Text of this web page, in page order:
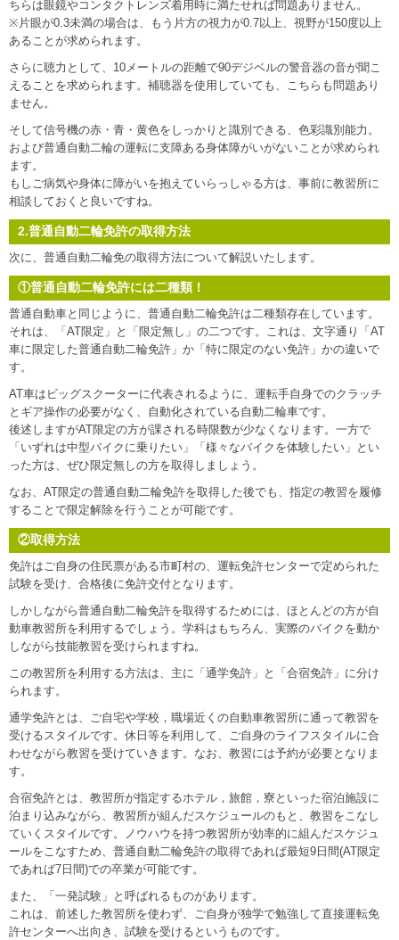
ちらは眼鏡やコンタクトレンズ着用時に満たせれば問題ありません。
※片眼が0.3未満の場合は、もう片方の視力が0.7以上、視野が150度以上
あることが求められます。
さらに聴力として、10メートルの距離で90デジベルの警音器の音が聞こ
えることを求められます。補聴器を使用していても、こちらも問題あり
ません。
そして信号機の赤・青・黄色をしっかりと識別できる、色彩識別能力。
および普通自動二輪の運転に支障ある身体障がいがないことが求められ
ます。
もしご病気や身体に障がいを抱えていらっしゃる方は、事前に教習所に
相談しておくと良いですね。
2.普通自動二輪免許の取得方法
次に、普通自動二輪免の取得方法について解説いたします。
①普通自動二輪免許には二種類！
普通自動車と同じように、普通自動二輪免許は二種類存在しています。
それは、「AT限定」と「限定無し」の二つです。これは、文字通り「AT
車に限定した普通自動二輪免許」か「特に限定のない免許」かの違いで
す。
AT車はビッグスクーターに代表されるように、運転手自身でのクラッチ
とギア操作の必要がなく、自動化されている自動二輪車です。
後述しますがAT限定の方が課される時限数が少なくなります。一方で
「いずれは中型バイクに乗りたい」「様々なバイクを体験したい」とい
った方は、ぜひ限定無しの方を取得しましょう。
なお、AT限定の普通自動二輪免許を取得した後でも、指定の教習を履修
することで限定解除を行うことが可能です。
②取得方法
免許はご自身の住民票がある市町村の、運転免許センターで定められた
試験を受け、合格後に免許交付となります。
しかしながら普通自動二輪免許を取得するためには、ほとんどの方が自
動車教習所を利用するでしょう。学科はもちろん、実際のバイクを動か
しながら技能教習を受けられますね。
この教習所を利用する方法は、主に「通学免許」と「合宿免許」に分け
られます。
通学免許とは、ご自宅や学校，職場近くの自動車教習所に通って教習を
受けるスタイルです。休日等を利用して、ご自身のライフスタイルに合
わせながら教習を受けていきます。なお、教習には予約が必要となりま
す。
合宿免許とは、教習所が指定するホテル，旅館，寮といった宿泊施設に
泊まり込みながら、教習所が組んだスケジュールのもと、教習をこなし
ていくスタイルです。ノウハウを持つ教習所が効率的に組んだスケジュ
ールをこなすため、普通自動二輪免許の取得であれば最短9日間(AT限定
であれば7日間)での卒業が可能です。
また、「一発試験」と呼ばれるものがあります。
これは、前述した教習所を使わず、ご自身が独学で勉強して直接運転免
許センターへ出向き、試験を受けるというものです。